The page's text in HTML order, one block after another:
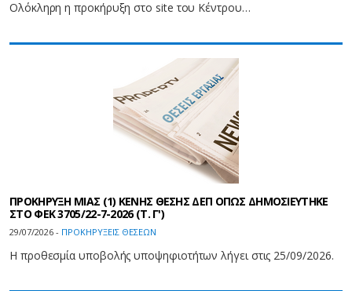
Ολόκληρη η προκήρυξη στο site του Κέντρου…
ΠΡΟΚΗΡΥΞΗ ΜΙΑΣ (1) ΚΕΝΗΣ ΘΕΣΗΣ ΔΕΠ ΟΠΩΣ ΔΗΜΟΣΙΕΥΤΗΚΕ
ΣΤΟ ΦΕΚ 3705/22-7-2026 (Τ. Γ')
29/07/2026 - ΠΡΟΚΗΡΥΞΕΙΣ ΘΕΣΕΩΝ
Η προθεσμία υποβολής υποψηφιοτήτων λήγει στις 25/09/2026.